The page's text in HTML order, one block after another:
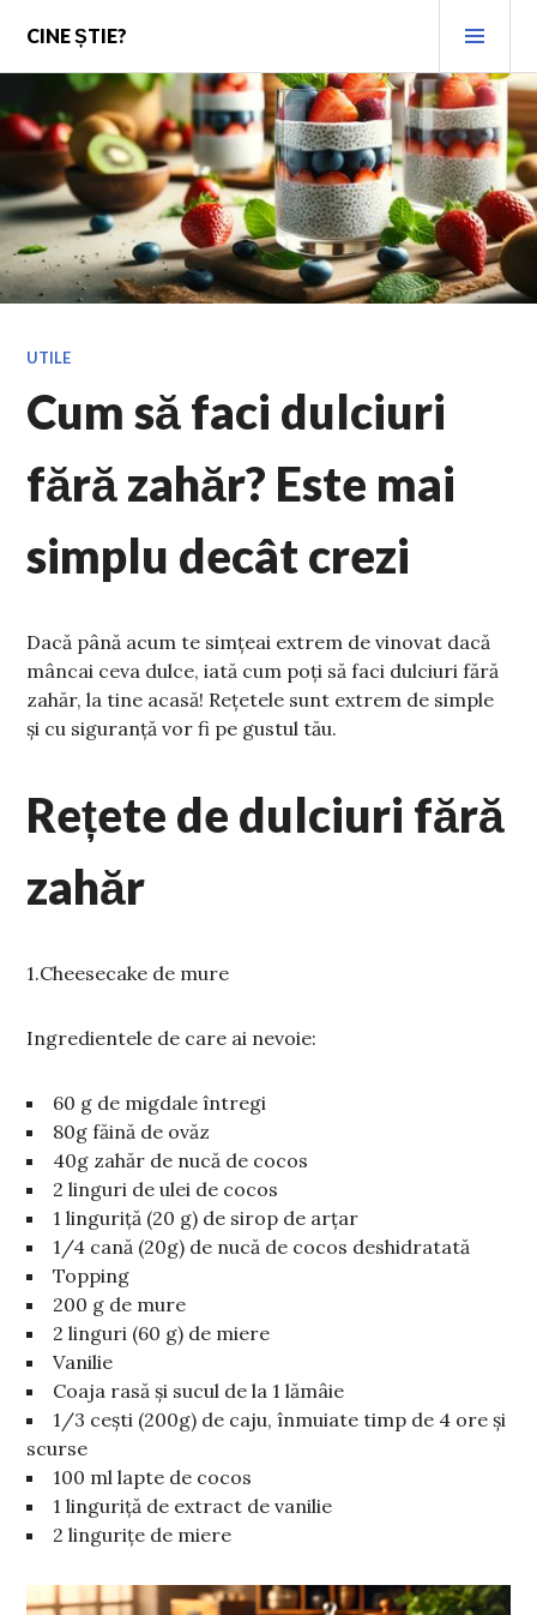
content
CINE ȘTIE?
UTILE
Cum să faci dulciuri
fără zahăr? Este mai
simplu decât crezi
Dacă până acum te simțeai extrem de vinovat dacă
mâncai ceva dulce, iată cum poți să faci dulciuri fără
zahăr, la tine acasă! Rețetele sunt extrem de simple
și cu siguranță vor fi pe gustul tău.
Rețete de dulciuri fără
zahăr
1.Cheesecake de mure
Ingredientele de care ai nevoie:
60 g de migdale întregi
80g făină de ovăz
40g zahăr de nucă de cocos
2 linguri de ulei de cocos
1 linguriță (20 g) de sirop de arțar
1/4 cană (20g) de nucă de cocos deshidratată
Topping
200 g de mure
2 linguri (60 g) de miere
Vanilie
Coaja rasă și sucul de la 1 lămâie
1/3 cești (200g) de caju, înmuiate timp de 4 ore și
scurse
100 ml lapte de cocos
1 linguriță de extract de vanilie
2 lingurițe de miere